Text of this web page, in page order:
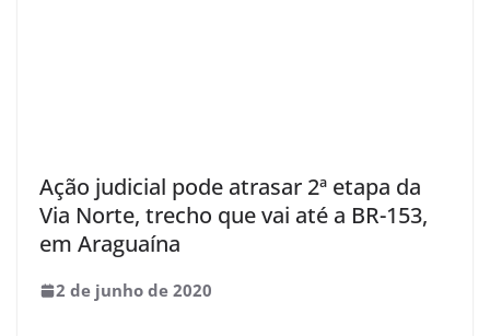
Ação judicial pode atrasar 2ª etapa da
Via Norte, trecho que vai até a BR-153,
em Araguaína
2 de junho de 2020